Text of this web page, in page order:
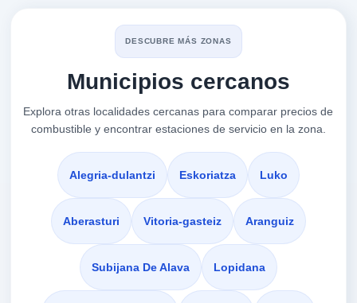
VITORIA-GASTEIZ,
a 4.18 Km
Calle BetoÑo, 1
VITORIA-GASTEIZ,
01520
VER PRECIOS
EROSKI
Calle Zaramaga, 1
DESCUBRE MÁS ZONAS
Municipios cercanos
Explora otras localidades cercanas para comparar precios de
combustible y encontrar estaciones de servicio en la zona.
Alegria-dulantzi Eskoriatza Luko
Aberasturi Vitoria-gasteiz Aranguiz
Subijana De Alava Lopidana